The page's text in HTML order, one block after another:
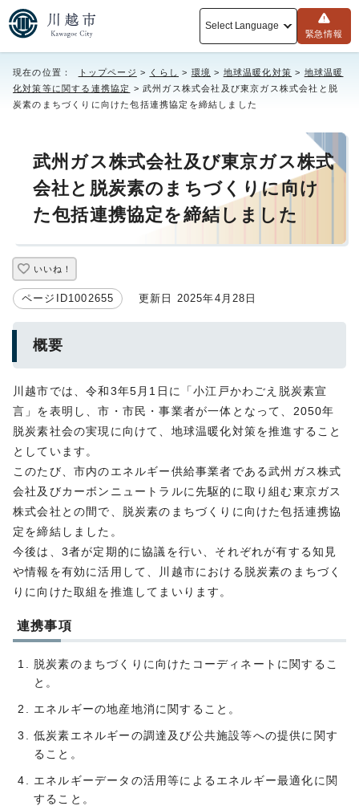
Select Language
緊急情報
現在の位置： トップページ > くらし > 環境 > 地球温暖化対策 > 地球温暖
化対策等に関する連携協定 > 武州ガス株式会社及び東京ガス株式会社と脱
炭素のまちづくりに向けた包括連携協定を締結しました
武州ガス株式会社及び東京ガス株式
会社と脱炭素のまちづくりに向け
た包括連携協定を締結しました
いいね！
ページID1002655 更新日 2025年4月28日
概要
川越市では、令和3年5月1日に「小江戸かわごえ脱炭素宣
言」を表明し、市・市民・事業者が一体となって、2050年
脱炭素社会の実現に向けて、地球温暖化対策を推進すること
としています。
このたび、市内のエネルギー供給事業者である武州ガス株式
会社及びカーボンニュートラルに先駆的に取り組む東京ガス
株式会社との間で、脱炭素のまちづくりに向けた包括連携協
定を締結しました。
今後は、3者が定期的に協議を行い、それぞれが有する知見
や情報を有効に活用して、川越市における脱炭素のまちづく
りに向けた取組を推進してまいります。
連携事項
脱炭素のまちづくりに向けたコーディネートに関するこ
と。
エネルギーの地産地消に関すること。
低炭素エネルギーの調達及び公共施設等への提供に関す
ること。
エネルギーデータの活用等によるエネルギー最適化に関
すること。